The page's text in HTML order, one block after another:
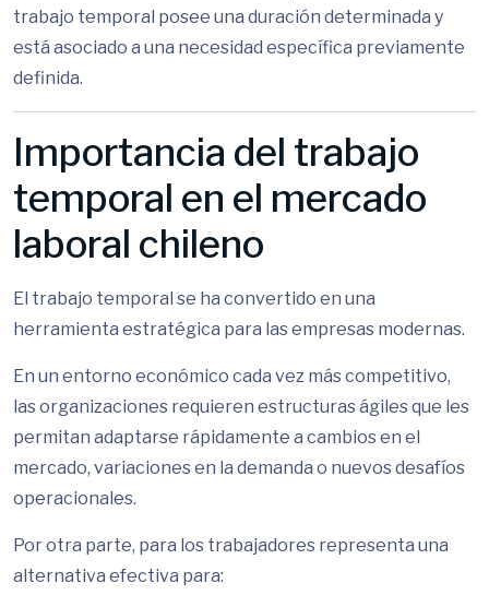
trabajo temporal posee una duración determinada y
está asociado a una necesidad específica previamente
definida.
Importancia del trabajo
temporal en el mercado
laboral chileno
El trabajo temporal se ha convertido en una
herramienta estratégica para las empresas modernas.
En un entorno económico cada vez más competitivo,
las organizaciones requieren estructuras ágiles que les
permitan adaptarse rápidamente a cambios en el
mercado, variaciones en la demanda o nuevos desafíos
operacionales.
Por otra parte, para los trabajadores representa una
alternativa efectiva para: